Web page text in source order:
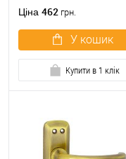
Ціна 462 грн.
У кошик
Купити в 1 клік